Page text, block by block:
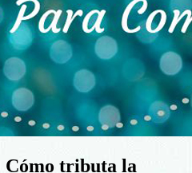
tributa la